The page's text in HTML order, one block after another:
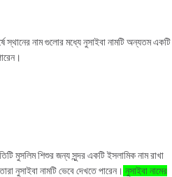
স্থানের নাম গুলোর মধ্যে নুসাইবা নামটি অন্যতম একটি
মুসলিম শিশুর জন্য সুন্দর একটি ইসলামিক নাম রাখা
নুসাইবা নামটি ভেবে দেখতে পারেন। নুসাইবা নামের